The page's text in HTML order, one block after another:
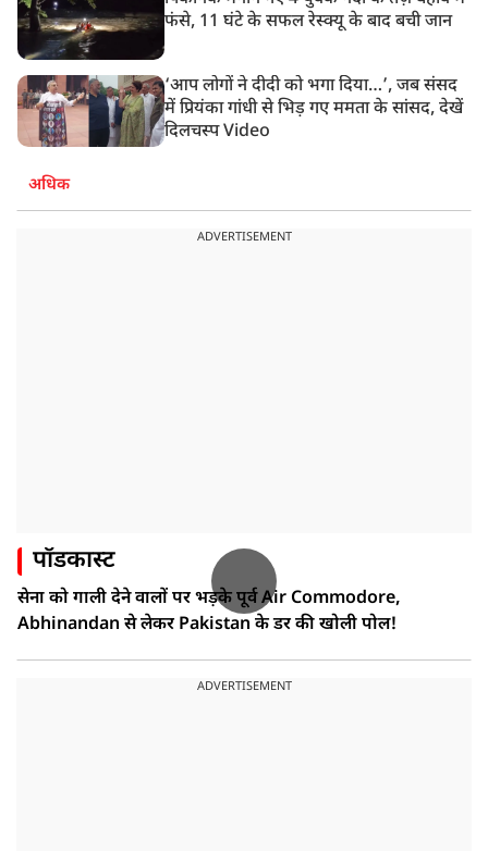
फंसे, 11 घंटे के सफल रेस्क्यू के बाद बची जान
‘आप लोगों ने दीदी को भगा दिया…’, जब संसद
में प्रियंका गांधी से भिड़ गए ममता के सांसद, देखें
दिलचस्प Video
अधिक
ADVERTISEMENT
पॉडकास्ट
सेना को गाली देने वालों पर भड़के पूर्व Air Commodore,
Abhinandan से लेकर Pakistan के डर की खोली पोल!
ADVERTISEMENT